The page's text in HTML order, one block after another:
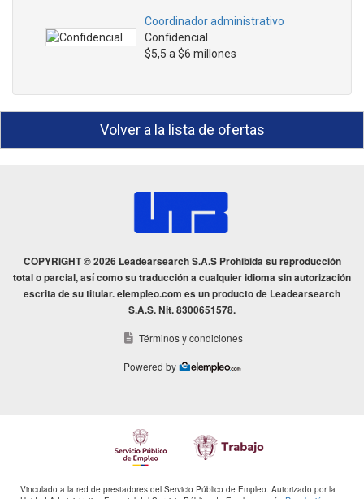
Coordinador administrativo
Confidencial
$5,5 a $6 millones
Volver a la lista de ofertas
COPYRIGHT © 2026 Leadearsearch S.A.S Prohibida su reproducción
total o parcial, así como su traducción a cualquier idioma sin autorización
escrita de su titular. elempleo.com es un producto de Leadearsearch
S.A.S. Nit. 8300651578.
Términos y condiciones
Powered by
Vinculado a la red de prestadores del Servicio Público de Empleo. Autorizado por la